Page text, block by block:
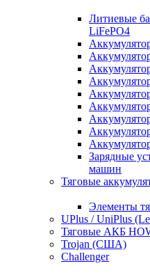
Литиевые
LiFePO4
Зарядные
машин
Тяговые
Элементы
UPlus / UniPlus
Тяговые АКБ
Trojan (США)
Challenger